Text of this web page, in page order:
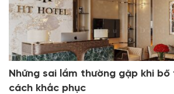
Những sai lầm thường gặp khi
cách khắc phục